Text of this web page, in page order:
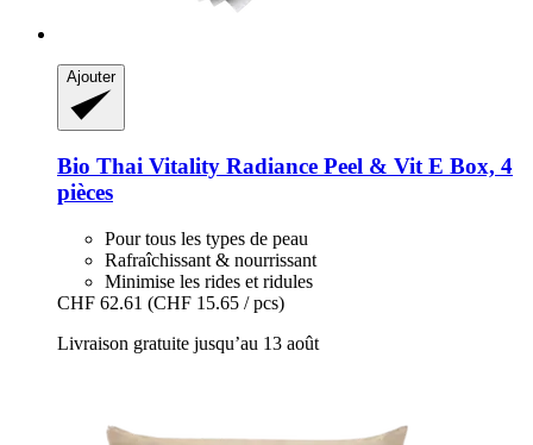
Ajouter
Bio Thai Vitality Radiance Peel & Vit E Box, 4
pièces
Pour tous les types de peau
Rafraîchissant & nourrissant
Minimise les rides et ridules
CHF 62.61 (CHF 15.65 / pcs)
Livraison gratuite jusqu’au 13 août